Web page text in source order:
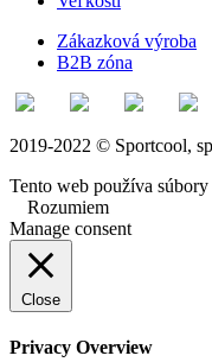
Zákazková výroba
B2B zóna
2019-2022 © Sportcool,
Tento web používa
Rozumiem
Manage consent
Close
Privacy Overview